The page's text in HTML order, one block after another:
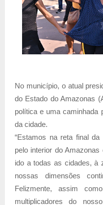
No município, o atual
do Estado do Amazonas
política e uma caminhada
da cidade.
“Estamos na reta final
pelo interior do
ido a todas as cidades, à
nossas dimensões
Felizmente, assim
multiplicadores do